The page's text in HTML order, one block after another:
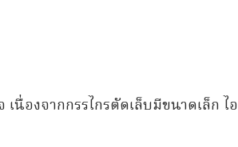
นื่องจากกรรไกรตัดเล็บมีขนาดเล็ก ไอ